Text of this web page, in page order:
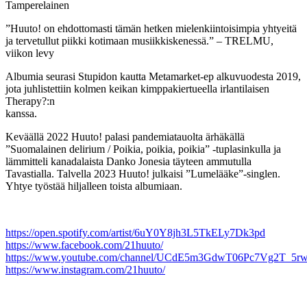
Tamperelainen
”Huuto! on ehdottomasti tämän hetken mielenkiintoisimpia yhtyeitä
ja tervetullut piikki kotimaan musiikkiskenessä.” – TRELMU,
viikon levy
Albumia seurasi Stupidon kautta Metamarket-ep alkuvuodesta 2019,
jota juhlistettiin kolmen keikan kimppakiertueella irlantilaisen
Therapy?:n
kanssa.
Keväällä 2022 Huuto! palasi pandemiatauolta ärhäkällä
”Suomalainen delirium / Poikia, poikia, poikia” -tuplasinkulla ja
lämmitteli kanadalaista Danko Jonesia täyteen ammutulla
Tavastialla. Talvella 2023 Huuto! julkaisi ”Lumelääke”-singlen.
Yhtye työstää hiljalleen toista albumiaan.
https://open.spotify.com/artist/6uY0Y8jh3L5TkELy7Dk3pd
https://www.facebook.com/21huuto/
https://www.youtube.com/channel/
https://www.instagram.com/21huuto/